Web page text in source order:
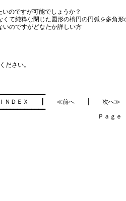
いのですが可能でしょうか？
て純粋な閉じた図形の楕円の円弧を多角
いのですがどなたか詳しい方
ださい。
ＩＮＤＥＸ ≪前へ
次へ≫
ｅ